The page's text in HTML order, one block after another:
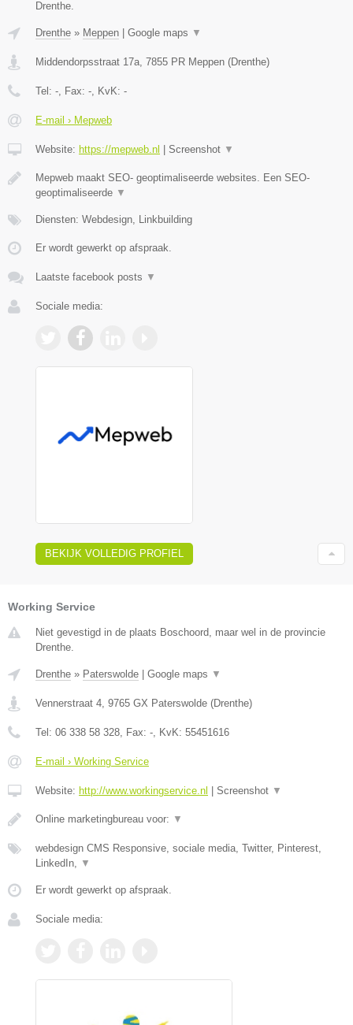
Drenthe.
Drenthe » Meppen Google maps ▼
Middendorpsstraat 17a 7855 PR Meppen (Drenthe)
Tel: - , Fax: - , KvK: -
E-mail › Mepweb
Website: https://mepweb.nl Screenshot ▼
Mepweb maakt SEO- geoptimaliseerde websites. Een SEO-
geoptimaliseerde ▼
Diensten: Webdesign, Linkbuilding
Er wordt gewerkt op afspraak.
Laatste facebook posts ▼
Sociale media:
BEKIJK VOLLEDIG PROFIEL
Working Service
Niet gevestigd in de plaats Boschoord, maar wel in de provincie
Drenthe.
Drenthe » Paterswolde Google maps ▼
Vennerstraat 4 9765 GX Paterswolde (Drenthe)
Tel: 06 338 58 328 , Fax: - , KvK: 55451616
E-mail › Working Service
Website: http://www.workingservice.nl Screenshot ▼
Online marketingbureau voor: ▼
webdesign CMS Responsive, sociale media, Twitter, Pinterest,
LinkedIn,
▼
Er wordt gewerkt op afspraak.
Sociale media: